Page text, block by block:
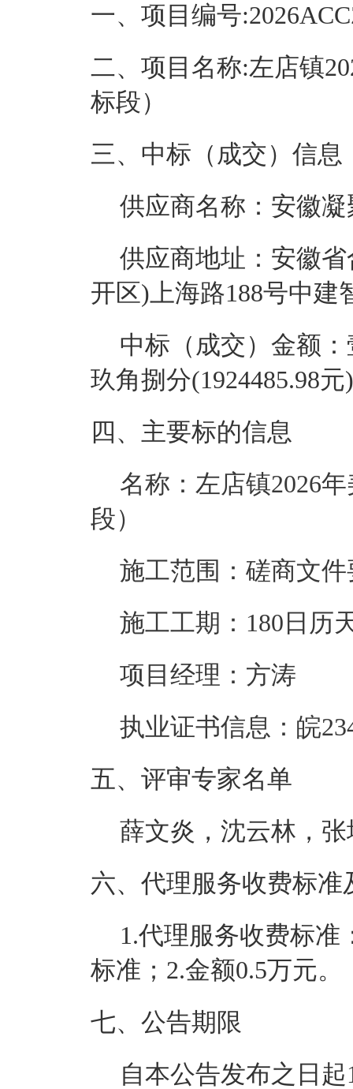
一、项目编号:
二、项目名称:左店镇
标段）
三、中标（成交）信息
供应商名称：安徽
供应商地址：安徽
开区)上海路188号中建
中标（成交）金额
玖角捌分(1924485.98元)
四、主要标的信息
名称： 左店镇2026
段）
施工范围：磋商文
施工工期 ： 180日历
项目经理 ： 方涛
执业证书信息：皖
五、评审专家名单
薛文炎，沈云林，张
六、代理服务收费标准
1.代理服务收费标
标准；2.金额0.5万元。
七、公告期限
自本公告发布之日